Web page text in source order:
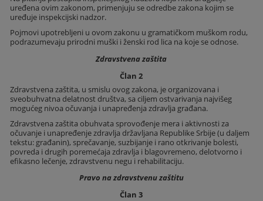
uređena ovim zakonom, primenjuju se odredbe zakona kojim se
uređuje inspekcijski nadzor.
Pojmovi upotrebljeni u ovom zakonu u gramatičkom muškom rodu,
podrazumevaju prirodni muški i ženski rod lica na koje se odnose.
Zdravstvena zaštita
Član 2
Zdravstvena zaštita, u smislu ovog zakona, je organizovana i
sveobuhvatna delatnost društva, sa ciljem ostvarivanja najvišeg
mogućeg nivoa očuvanja i unapređenja zdravlja građana.
Zdravstvena zaštita obuhvata sprovođenje mera i aktivnosti za
očuvanje i unapređenje zdravlja državljana Republike Srbije (u daljem
tekstu: građanin), sprečavanje, suzbijanje i rano otkrivanje bolesti,
povreda i drugih poremećaja zdravlja i blagovremeno, delotvorno i
efikasno lečenje, zdravstvenu negu i rehabilitaciju.
Pravo na zdravstvenu zaštitu
Član 3